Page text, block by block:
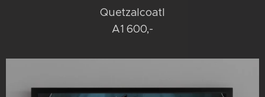
Quetzalcoatl
A1 600,-